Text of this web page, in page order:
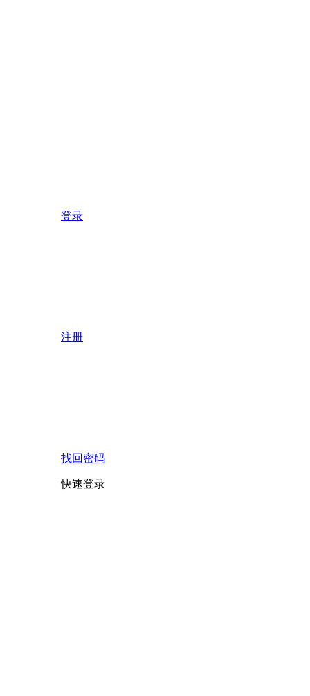
登录
注册
找回密码
快速登录